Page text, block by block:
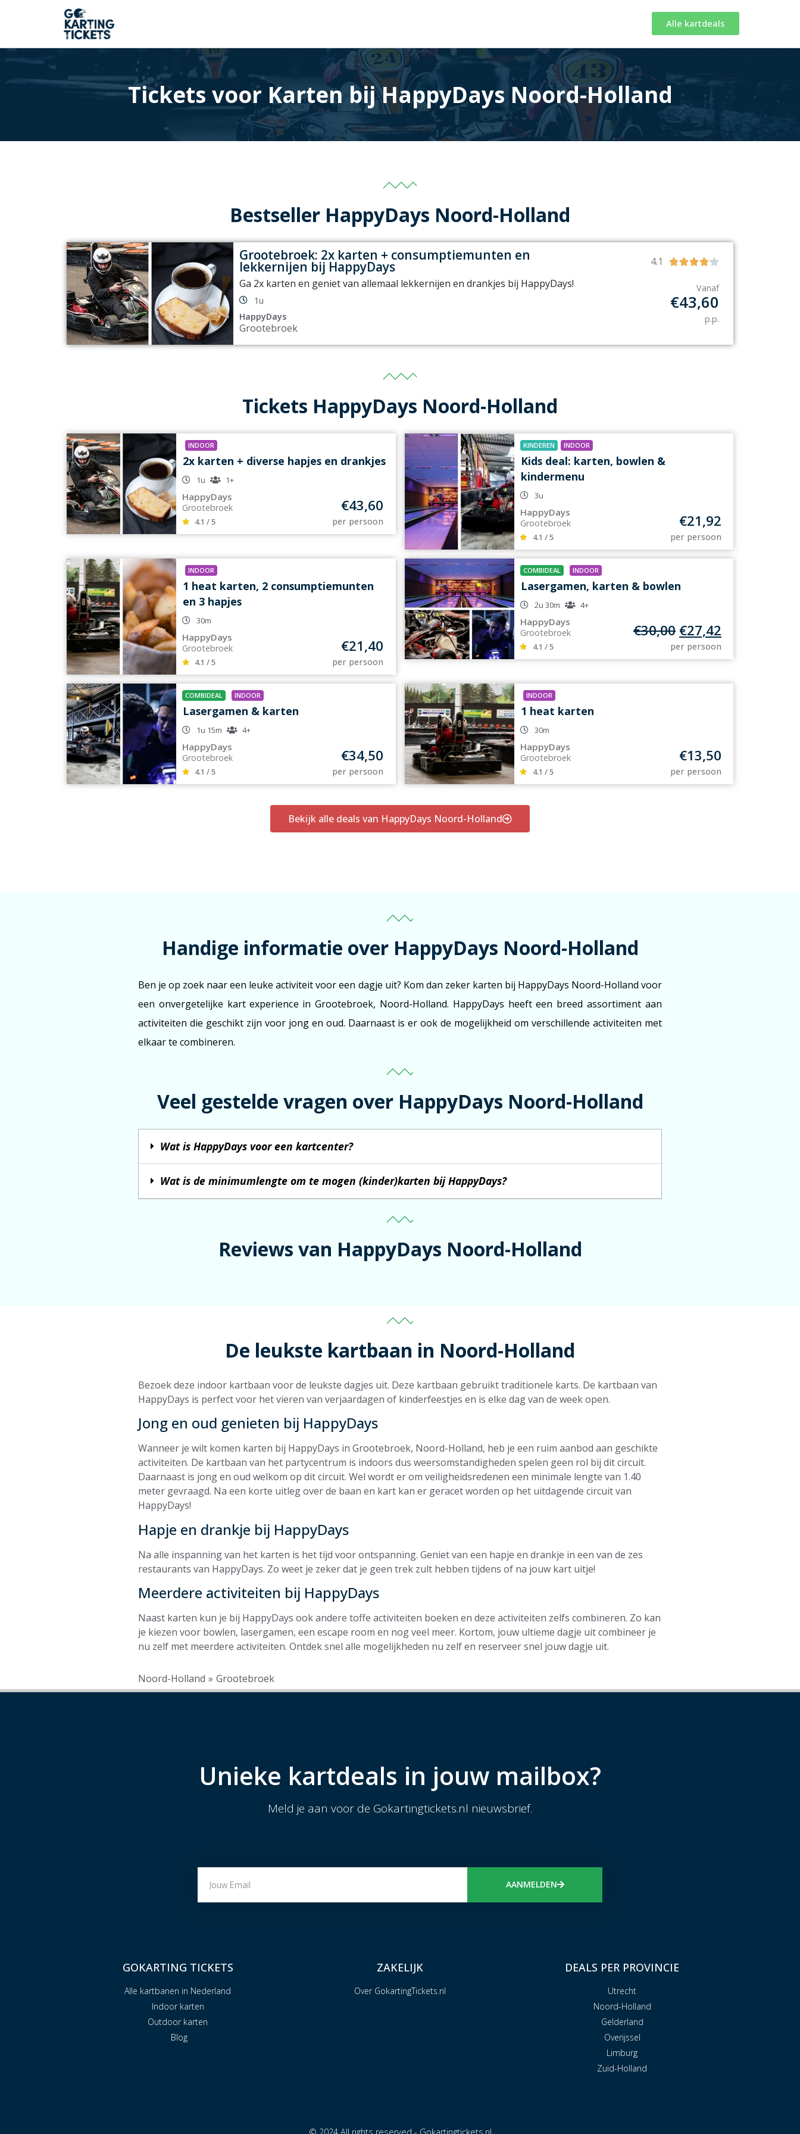
Alle kartdeals
Tickets voor Karten bij HappyDays Noord-Holland
Bestseller HappyDays Noord-Holland
Grootebroek: 2x karten + consumptiemunten en
lekkernijen bij HappyDays
Ga 2x karten en geniet van allemaal lekkernijen en drankjes bij HappyDays!
1u
HappyDays
Grootebroek
4.1 
Vanaf
€43,60
p.p.
Tickets HappyDays Noord-Holland
INDOOR
2x karten + diverse hapjes en drankjes
1u 1+
HappyDays
Grootebroek
4.1 / 5
€43,60
per persoon
KINDEREN INDOOR
Kids deal: karten, bowlen &
kindermenu
3u
HappyDays
Grootebroek
4.1 / 5
€21,92
per persoon
INDOOR
1 heat karten, 2 consumptiemunten
en 3 hapjes
30m
HappyDays
Grootebroek
4.1 / 5
€21,40
per persoon
COMBIDEAL INDOOR
Lasergamen, karten & bowlen
2u 30m 4+
HappyDays
Grootebroek
4.1 / 5
€30,00 €27,42
per persoon
COMBIDEAL INDOOR
Lasergamen & karten
1u 15m 4+
HappyDays
Grootebroek
4.1 / 5
€34,50
per persoon
INDOOR
1 heat karten
30m
HappyDays
Grootebroek
4.1 / 5
€13,50
per persoon
Bekijk alle deals van HappyDays Noord-Holland
Handige informatie over HappyDays Noord-Holland
Ben je op zoek naar een leuke activiteit voor een dagje uit? Kom dan zeker karten bij HappyDays Noord-Holland voor
een onvergetelijke kart experience in Grootebroek, Noord-Holland. HappyDays heeft een breed assortiment aan
activiteiten die geschikt zijn voor jong en oud. Daarnaast is er ook de mogelijkheid om verschillende activiteiten met
elkaar te combineren.
Veel gestelde vragen over HappyDays Noord-Holland
Wat is HappyDays voor een kartcenter?
Wat is de minimumlengte om te mogen (kinder)karten bij HappyDays?
Reviews van HappyDays Noord-Holland
De leukste kartbaan in Noord-Holland
Bezoek deze indoor kartbaan voor de leukste dagjes uit. Deze kartbaan gebruikt traditionele karts. De kartbaan van
HappyDays is perfect voor het vieren van verjaardagen of kinderfeestjes en is elke dag van de week open.
Jong en oud genieten bij HappyDays
Wanneer je wilt komen karten bij HappyDays in Grootebroek, Noord-Holland, heb je een ruim aanbod aan geschikte
activiteiten. De kartbaan van het partycentrum is indoors dus weersomstandigheden spelen geen rol bij dit circuit.
Daarnaast is jong en oud welkom op dit circuit. Wel wordt er om veiligheidsredenen een minimale lengte van 1.40
meter gevraagd. Na een korte uitleg over de baan en kart kan er geracet worden op het uitdagende circuit van
HappyDays!
Hapje en drankje bij HappyDays
Na alle inspanning van het karten is het tijd voor ontspanning. Geniet van een hapje en drankje in een van de zes
restaurants van HappyDays. Zo weet je zeker dat je geen trek zult hebben tijdens of na jouw kart uitje!
Meerdere activiteiten bij HappyDays
Naast karten kun je bij HappyDays ook andere toffe activiteiten boeken en deze activiteiten zelfs combineren. Zo kan
je kiezen voor bowlen, lasergamen, een escape room en nog veel meer. Kortom, jouw ultieme dagje uit combineer je
nu zelf met meerdere activiteiten. Ontdek snel alle mogelijkheden nu zelf en reserveer snel jouw dagje uit.
Noord-Holland » Grootebroek
Unieke kartdeals in jouw mailbox?
Meld je aan voor de Gokartingtickets.nl nieuwsbrief.
AANMELDEN
GOKARTING TICKETS
Alle kartbanen in Nederland
Indoor karten
Outdoor karten
Blog
ZAKELIJK
Over GokartingTickets.nl
DEALS PER PROVINCIE
Utrecht
Noord-Holland
Gelderland
Overijssel
Limburg
Zuid-Holland